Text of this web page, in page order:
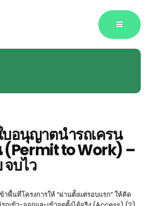
อนุญาตนำรถเครน
(Permit to Work) –
จบไว
าพื้นที่โครงการให้ “ผ่านตั้งแต่รอบแรก” ให้คิด